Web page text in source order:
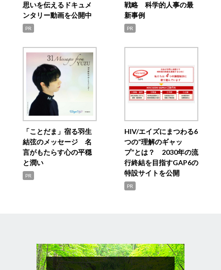
思いを伝えるドキュメ
ンタリー動画を公開中
PR
戦略 科学的人事の最
新事例
PR
「ことだま」宿る羽生
結弦のメッセージ 名
言がもたらす心の平穏
と潤い
PR
HIV/エイズにまつわる6
つの“理解のギャッ
プ”とは？ 2030年の流
行終結を目指すGAP6の
特設サイトを公開
PR